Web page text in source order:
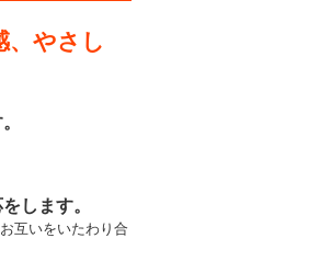
やさし
します。
互いをいたわり合